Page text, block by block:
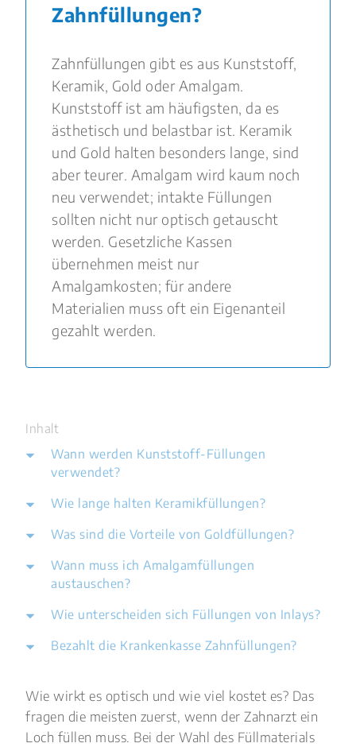
Zahnfüllungen?
Zahnfüllungen gibt es aus Kunststoff,
Keramik, Gold oder Amalgam.
Kunststoff ist am häufigsten, da es
ästhetisch und belastbar ist. Keramik
und Gold halten besonders lange, sind
aber teurer. Amalgam wird kaum noch
neu verwendet; intakte Füllungen
sollten nicht nur optisch getauscht
werden. Gesetzliche Kassen
übernehmen meist nur
Amalgamkosten; für andere
Materialien muss oft ein Eigenanteil
gezahlt werden.
Inhalt
Wann werden Kunststoff-Füllungen
verwendet?
Wie lange halten Keramikfüllungen?
Was sind die Vorteile von Goldfüllungen?
Wann muss ich Amalgamfüllungen
austauschen?
Wie unterscheiden sich Füllungen von Inlays?
Bezahlt die Krankenkasse Zahnfüllungen?
Wie wirkt es optisch und wie viel kostet es? Das
fragen die meisten zuerst, wenn der Zahnarzt ein
Loch füllen muss. Bei der Wahl des Füllmaterials